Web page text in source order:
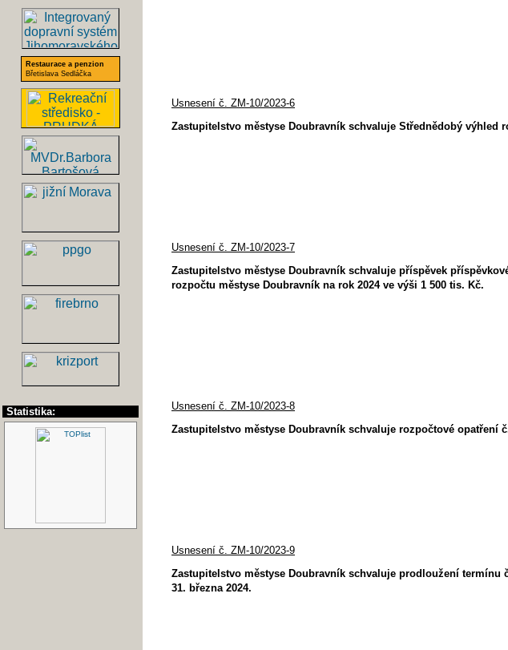
Restaurace a penzion
Břetislava Sedláčka
Statistika:
Usnesení č. ZM-10/2023-6
Zastupitelstvo městyse Doubravník schvaluje Střednědobý výhled
Usnesení č. ZM-10/2023-7
Zastupitelstvo městyse Doubravník schvaluje příspěvek
rozpočtu městyse Doubravník na rok 2024 ve výši 1 500 tis. Kč.
Usnesení č. ZM-10/2023-8
Zastupitelstvo městyse Doubravník schvaluje rozpočtové opatření
Usnesení č. ZM-10/2023-9
Zastupitelstvo městyse Doubravník schvaluje prodloužení termínu
31. března 2024.